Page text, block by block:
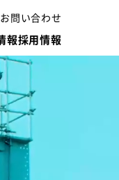
お問い合わせ
報採用情報